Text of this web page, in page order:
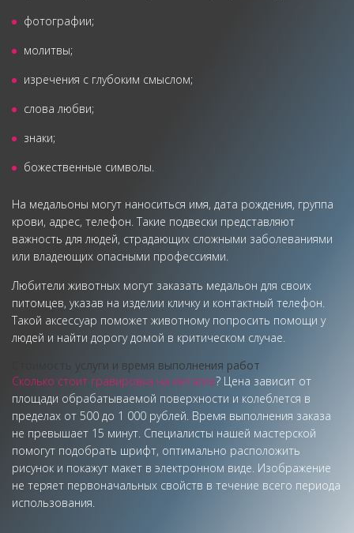
фотографии;
молитвы;
изречения с глубоким смыслом;
слова любви;
знаки;
божественные символы.
На медальоны могут наноситься имя, дата рождения, группа
крови, адрес, телефон. Такие подвески представляют
важность для людей, страдающих сложными заболеваниями
или владеющих опасными профессиями.
Любители животных могут заказать медальон для своих
питомцев, указав на изделии кличку и контактный телефон.
Такой аксессуар поможет животному попросить помощи у
людей и найти дорогу домой в критическом случае.
Стоимость услуги и время выполнения работ
Сколько стоит гравировка на металле? Цена зависит от
площади обрабатываемой поверхности и колеблется в
пределах от 500 до 1 000 рублей. Время выполнения заказа
не превышает 15 минут. Специалисты нашей мастерской
помогут подобрать шрифт, оптимально расположить
рисунок и покажут макет в электронном виде. Изображение
не теряет первоначальных свойств в течение всего периода
использования.